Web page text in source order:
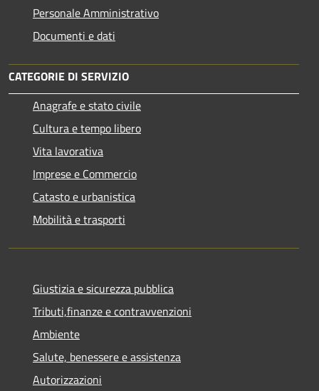
Personale Amministrativo
Documenti e dati
CATEGORIE DI SERVIZIO
Anagrafe e stato civile
Cultura e tempo libero
Vita lavorativa
Imprese e Commercio
Catasto e urbanistica
Mobilità e trasporti
Giustizia e sicurezza pubblica
Tributi,finanze e contravvenzioni
Ambiente
Salute, benessere e assistenza
Autorizzazioni